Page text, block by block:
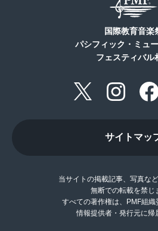
国際教育音楽
パシフィック・ミュ
フェスティバル
サイトマッ
当サイトの掲載記事、写真な
無断での転載を禁じ
すべての著作権は、PMF組織
情報提供者・発行元に帰